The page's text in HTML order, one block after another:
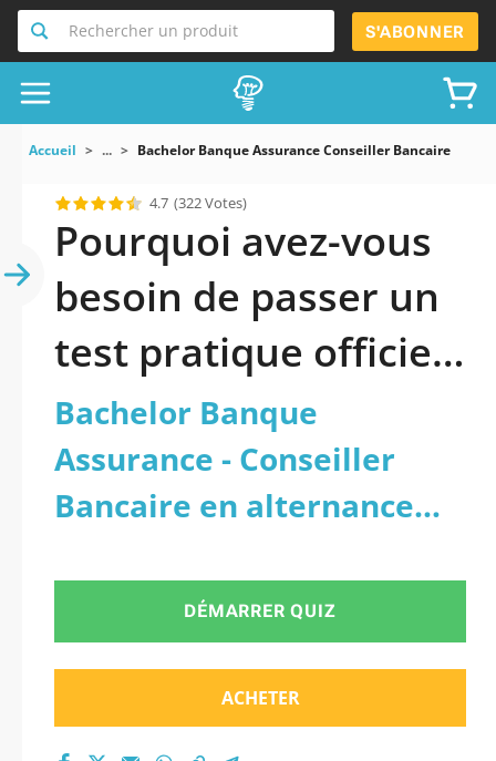
Rechercher un produit S'ABONNER
Accueil ... Bachelor Banque Assurance Conseiller Bancaire En
4.7 (322 Votes)
Pourquoi avez-vous
besoin de passer un
test pratique officiel
mis à jour de
Bachelor Banque
Assurance -
Conseiller Bancaire
en alternance H/F
Septembre 2025 -
TARARE- 12 mois CFA
Bachelor Banque
Assurance - Conseiller
Bancaire en alternance
TARARE- 12 mois CFA B-
School by BNP Paribas
DÉMARRER QUIZ
ACHETER